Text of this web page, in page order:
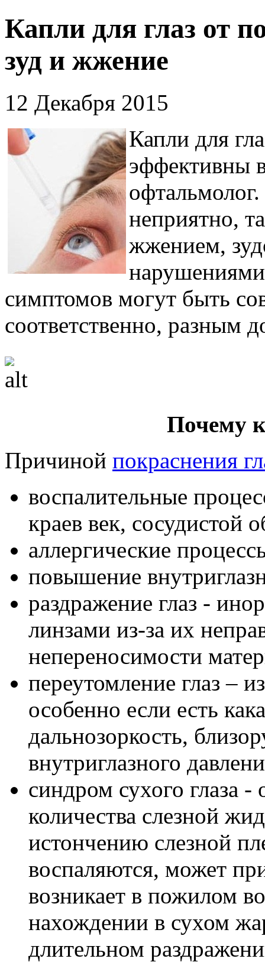
Капли для глаз от
зуд и жжение
12 Декабря 2015
Капли для
эффективны
неприятно,
жжением,
симптомов могут быть
соответственно, разным
Почему
Причиной покраснения
воспалительные
краев век, сосудистой
аллергические
повышение
раздражение глаз -
линзами из-за их
непереносимости
переутомление глаз –
особенно если есть
дальнозоркость,
внутриглазного
синдром сухого глаза -
количества слезной
истончению слезной
воспаляются, может
возникает в пожилом
нахождении в сухом
длительном